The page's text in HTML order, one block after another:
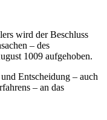
wird der Beschluss
– des
1009 aufgehoben.
Entscheidung – auch
– an das